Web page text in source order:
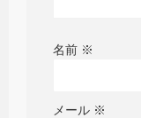
名前 ※
メール ※